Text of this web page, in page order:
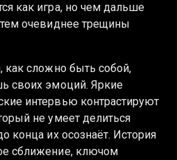
как игра, но чем дальше
очевиднее трещины
сложно быть собой,
своих эмоций. Яркие
интервью контрастируют
не умеет делиться
конца их осознаёт. История
сближение, ключом